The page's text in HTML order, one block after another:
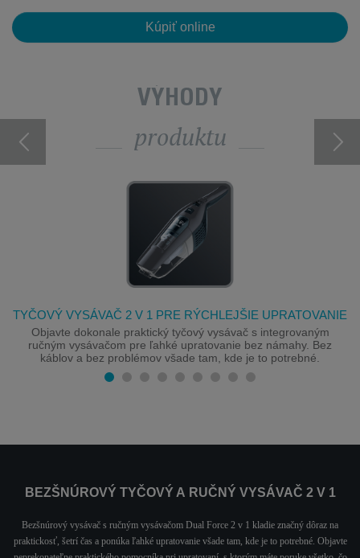
Kúpiť online
VÝHODY
produktu
TYČOVÝ VYSÁVAČ 2 V 1 PRE RÝCHLEJŠIE UPRATOVANIE
Objavte dokonale praktický tyčový vysávač s integrovaným
ručným vysávačom pre ľahké upratovanie bez námahy. Bez
káblov a bez problémov všade tam, kde je to potrebné.
BEZŠNÚROVÝ TYČOVÝ A RUČNÝ VYSÁVAČ 2 V 1
Bezšnúrový vysávač s ručným vysávačom Dual Force 2 v 1 kladie značný dôraz na
praktickosť, šetrí čas a ponúka ľahké upratovanie všade tam, kde je to potrebné. Objavte